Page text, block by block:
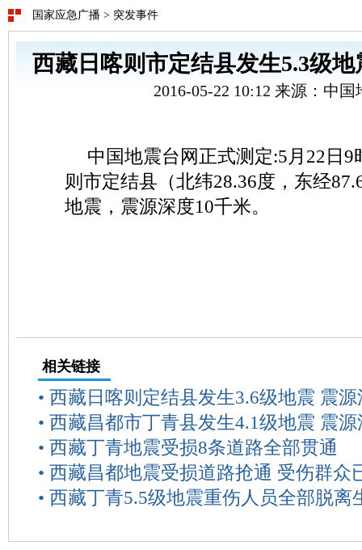
国家应急广播 > 突发事件
西藏日喀则市定结县发生5.3级
2016-05-22 10:12 来源：中
中国地震台网正式测定:5月22日9
则市定结县（北纬28.36度，东经
地震，震源深度10千米。
相关链接
• 西藏日喀则定结县发生3.6级地震 震
• 西藏昌都市丁青县发生4.1级地震 震
• 西藏丁青地震受损8条道路全部贯通
• 西藏昌都地震受损道路抢通 受伤群众
• 西藏丁青5.5级地震重伤人员全部脱离